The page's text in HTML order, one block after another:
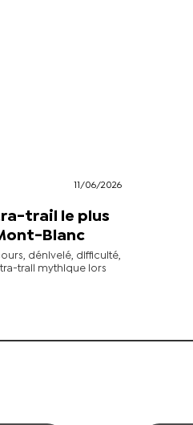
11/06/2026
trail le plus
Blanc
dénivelé, difficulté,
trail mythique lors